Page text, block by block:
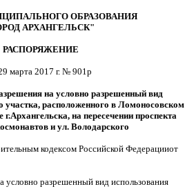
ОБРАЗОВАНИЯ
АРХАНГЕЛЬСК"
РАСПОРЯЖЕНИЕ
марта 2017 г. № 901р
на условно разрешенный вид
участка, расположенного в Ломоносовском
на пересечении проспекта
и ул. Володарского
кодексом Российской Федерацииот
условно разрешенный вид использования